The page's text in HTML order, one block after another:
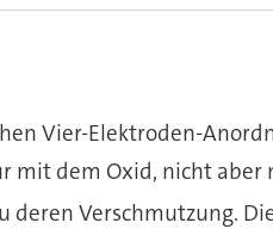
Vier-Elektroden-
dem Oxid, nicht
Verschmutzung.